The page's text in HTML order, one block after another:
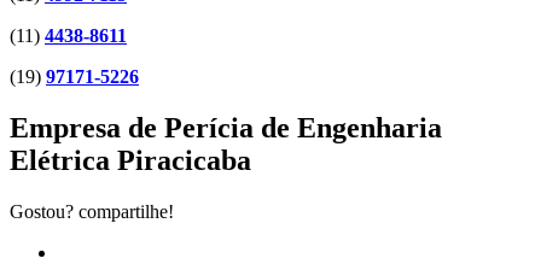
(11) 4438-8611
(19) 97171-5226
Empresa de Perícia de Engenharia
Elétrica Piracicaba
Gostou? compartilhe!